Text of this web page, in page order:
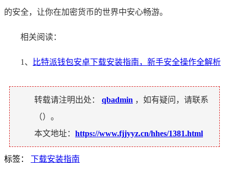
的安全，让你在加密货币的世界中安心畅游。
相关阅读：
1、 比特派钱包安卓下载安装指南，新手安全操作全解析
转载请注明出处： qbadmin ，如有疑问，请联系
（）。
本文地址： https://www.fjjyyz.cn/hhes/1381.html
标签： 下载安装指南